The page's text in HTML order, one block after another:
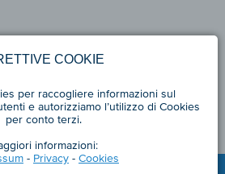
COOKIE
per raccogliere informazioni sul
e autorizziamo l’utilizzo di Cookies
per conto terzi.
informazioni:
- Privacy- Cookies